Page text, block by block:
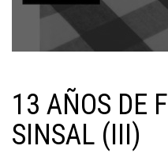
13 AÑOS DE
SINSAL (III)